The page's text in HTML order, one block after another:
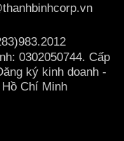
0302050744. Cấp
ký kinh doanh -
Chí Minh